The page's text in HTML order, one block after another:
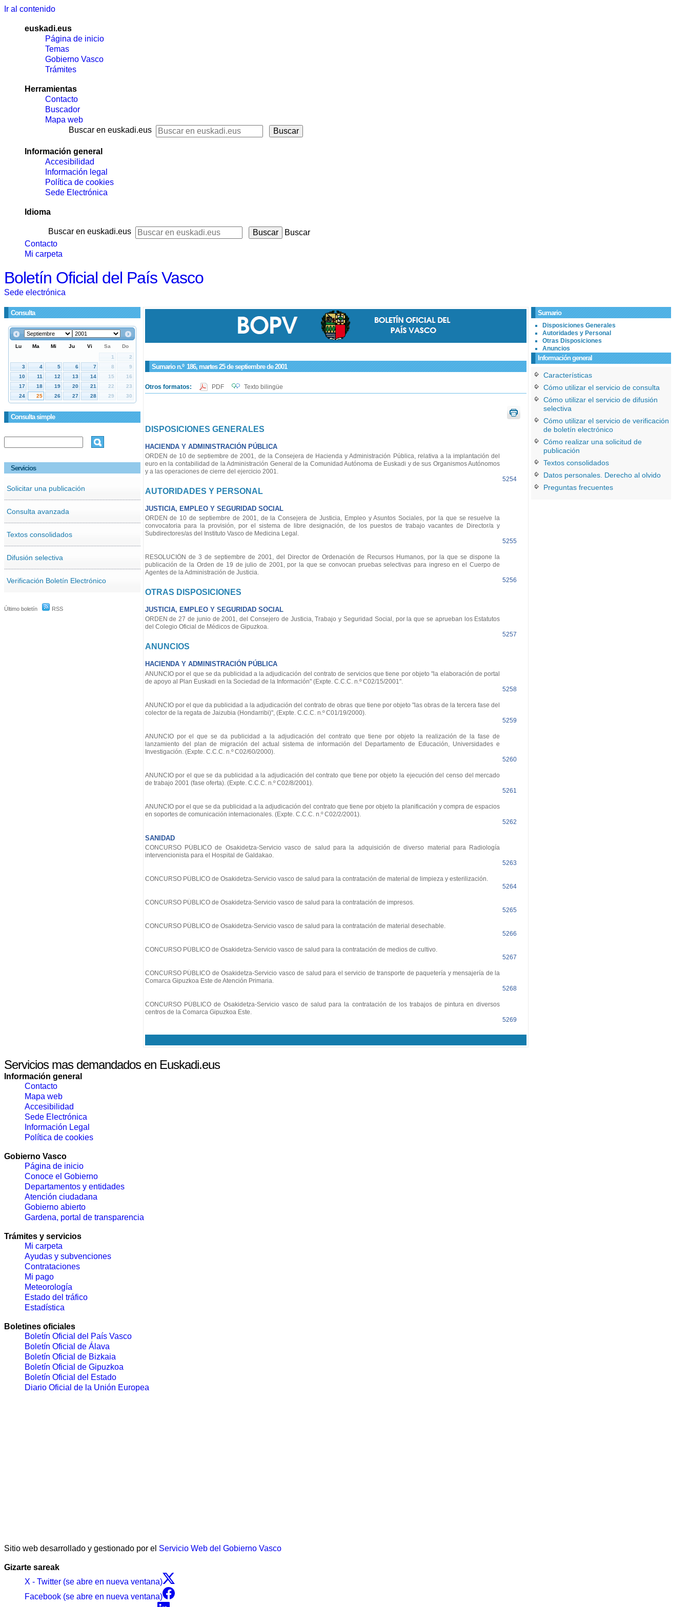
Ir al contenido
euskadi.eus
Página de inicio
Temas
Gobierno Vasco
Trámites
Herramientas
Contacto
Buscador
Mapa web
Buscar en euskadi.eus
Información general
Accesibilidad
Información legal
Política de cookies
Sede Electrónica
Idioma
Buscar en euskadi.eus
Buscar
Contacto
Mi carpeta
Boletín Oficial del País Vasco
Sede electrónica
Consulta
Consulta simple
Servicios
Solicitar una publicación
Consulta avanzada
Textos consolidados
Difusión selectiva
Verificación Boletín Electrónico
Último boletín RSS
Sumario n.º 186, martes 25 de septiembre de 2001
Otros formatos: PDF Texto bilingüe
DISPOSICIONES GENERALES
HACIENDA Y ADMINISTRACIÓN PÚBLICA
ORDEN de 10 de septiembre de 2001, de la Consejera de Hacienda y Administración Pública, relativa a la implantación del
euro en la contabilidad de la Administración General de la Comunidad Autónoma de Euskadi y de sus Organismos Autónomos
y a las operaciones de cierre del ejercicio 2001.
5254
AUTORIDADES Y PERSONAL
JUSTICIA, EMPLEO Y SEGURIDAD SOCIAL
ORDEN de 10 de septiembre de 2001, de la Consejera de Justicia, Empleo y Asuntos Sociales, por la que se resuelve la
convocatoria para la provisión, por el sistema de libre designación, de los puestos de trabajo vacantes de Director/a y
Subdirectores/as del Instituto Vasco de Medicina Legal.
5255
RESOLUCIÓN de 3 de septiembre de 2001, del Director de Ordenación de Recursos Humanos, por la que se dispone la
publicación de la Orden de 19 de julio de 2001, por la que se convocan pruebas selectivas para ingreso en el Cuerpo de
Agentes de la Administración de Justicia.
5256
OTRAS DISPOSICIONES
JUSTICIA, EMPLEO Y SEGURIDAD SOCIAL
ORDEN de 27 de junio de 2001, del Consejero de Justicia, Trabajo y Seguridad Social, por la que se aprueban los Estatutos
del Colegio Oficial de Médicos de Gipuzkoa.
5257
ANUNCIOS
HACIENDA Y ADMINISTRACIÓN PÚBLICA
ANUNCIO por el que se da publicidad a la adjudicación del contrato de servicios que tiene por objeto "la elaboración de portal
de apoyo al Plan Euskadi en la Sociedad de la Información" (Expte. C.C.C. n.º C02/15/2001".
5258
ANUNCIO por el que da publicidad a la adjudicación del contrato de obras que tiene por objeto "las obras de la tercera fase del
colector de la regata de Jaizubia (Hondarribi)", (Expte. C.C.C. n.º C01/19/2000).
5259
ANUNCIO por el que se da publicidad a la adjudicación del contrato que tiene por objeto la realización de la fase de
lanzamiento del plan de migración del actual sistema de información del Departamento de Educación, Universidades e
Investigación. (Expte. C.C.C. n.º C02/60/2000).
5260
ANUNCIO por el que se da publicidad a la adjudicación del contrato que tiene por objeto la ejecución del censo del mercado
de trabajo 2001 (fase oferta). (Expte. C.C.C. n.º C02/8/2001).
5261
ANUNCIO por el que se da publicidad a la adjudicación del contrato que tiene por objeto la planificación y compra de espacios
en soportes de comunicación internacionales. (Expte. C.C.C. n.º C02/2/2001).
5262
SANIDAD
CONCURSO PÚBLICO de Osakidetza-Servicio vasco de salud para la adquisición de diverso material para Radiología
intervencionista para el Hospital de Galdakao.
5263
CONCURSO PÚBLICO de Osakidetza-Servicio vasco de salud para la contratación de material de limpieza y esterilización.
5264
CONCURSO PÚBLICO de Osakidetza-Servicio vasco de salud para la contratación de impresos.
5265
CONCURSO PÚBLICO de Osakidetza-Servicio vasco de salud para la contratación de material desechable.
5266
CONCURSO PÚBLICO de Osakidetza-Servicio vasco de salud para la contratación de medios de cultivo.
5267
CONCURSO PÚBLICO de Osakidetza-Servicio vasco de salud para el servicio de transporte de paquetería y mensajería de la
Comarca Gipuzkoa Este de Atención Primaria.
5268
CONCURSO PÚBLICO de Osakidetza-Servicio vasco de salud para la contratación de los trabajos de pintura en diversos
centros de la Comarca Gipuzkoa Este.
5269
Sumario
Disposiciones Generales
Autoridades y Personal
Otras Disposiciones
Anuncios
Información general
Características
Cómo utilizar el servicio de consulta
Cómo utilizar el servicio de difusión
selectiva
Cómo utilizar el servicio de verificación
de boletín electrónico
Cómo realizar una solicitud de
publicación
Textos consolidados
Datos personales. Derecho al olvido
Preguntas frecuentes
Servicios mas demandados en Euskadi.eus
Información general
Contacto
Mapa web
Accesibilidad
Sede Electrónica
Información Legal
Política de cookies
Gobierno Vasco
Página de inicio
Conoce el Gobierno
Departamentos y entidades
Atención ciudadana
Gobierno abierto
Gardena, portal de transparencia
Trámites y servicios
Mi carpeta
Ayudas y subvenciones
Contrataciones
Mi pago
Meteorología
Estado del tráfico
Estadística
Boletines oficiales
Boletín Oficial del País Vasco
Boletín Oficial de Álava
Boletín Oficial de Bizkaia
Boletín Oficial de Gipuzkoa
Boletín Oficial del Estado
Diario Oficial de la Unión Europea
Sitio web desarrollado y gestionado por el Servicio Web del Gobierno Vasco
Gizarte sareak
X - Twitter (se abre en nueva ventana)
Facebook (se abre en nueva ventana)